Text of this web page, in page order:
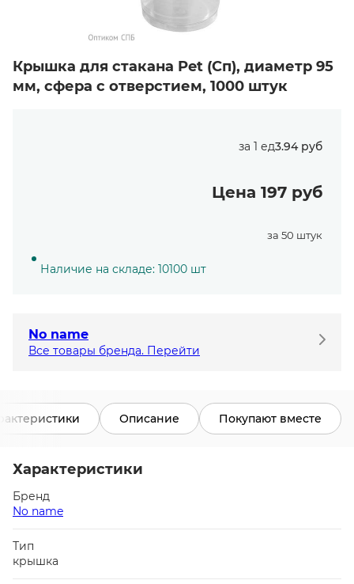
Крышка для стакана Pet (Сп), диаметр 95
мм, сфера с отверстием, 1000 штук
за 1 ед3.94 руб
Цена 197 руб
за 50 штук
Наличие на складе: 10100 шт
No name
Все товары бренда. Перейти
Описание Покупают вместе
Характеристики
Бренд
No name
Тип
крышка